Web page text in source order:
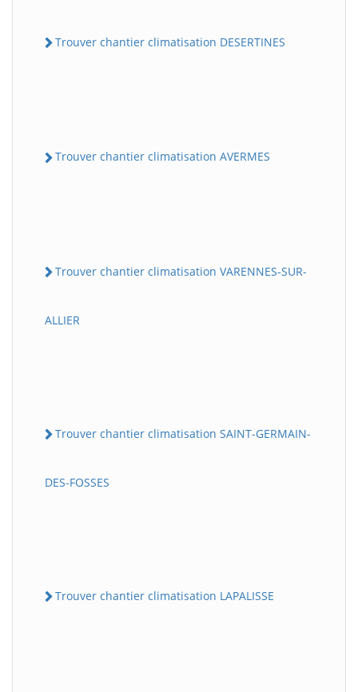
Trouver chantier climatisation DESERTINES
Trouver chantier climatisation AVERMES
Trouver chantier climatisation VARENNES-SUR-
ALLIER
Trouver chantier climatisation SAINT-GERMAIN-
DES-FOSSES
Trouver chantier climatisation LAPALISSE